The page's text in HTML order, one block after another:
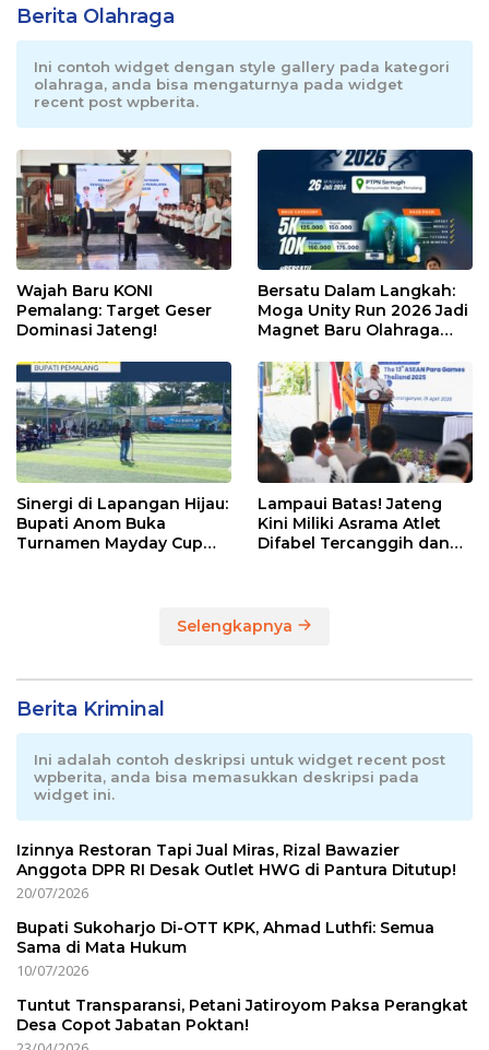
Berita Olahraga
Ini contoh widget dengan style gallery pada kategori
olahraga, anda bisa mengaturnya pada widget
recent post wpberita.
Wajah Baru KONI
Pemalang: Target Geser
Dominasi Jateng!
Bersatu Dalam Langkah:
Moga Unity Run 2026 Jadi
Magnet Baru Olahraga
Sinergi di Lapangan Hijau:
Bupati Anom Buka
Turnamen Mayday Cup
Lampaui Batas! Jateng
Kini Miliki Asrama Atlet
Difabel Tercanggih dan
Selengkapnya
Berita Kriminal
Ini adalah contoh deskripsi untuk widget recent post
wpberita, anda bisa memasukkan deskripsi pada
widget ini.
Izinnya Restoran Tapi Jual Miras, Rizal Bawazier
Anggota DPR RI Desak Outlet HWG di Pantura Ditutup!
20/07/2026
Bupati Sukoharjo Di-OTT KPK, Ahmad Luthfi: Semua
Sama di Mata Hukum
10/07/2026
Tuntut Transparansi, Petani Jatiroyom Paksa Perangkat
Desa Copot Jabatan Poktan!